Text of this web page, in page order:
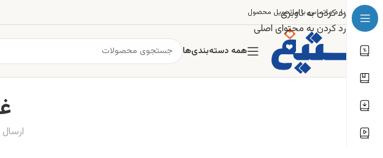
رد کردن به ناوبری
رد کردن به محتوای اصلی
درباره ماتماس با ماتحویل محصول
همه دسته‌بندی‌ها